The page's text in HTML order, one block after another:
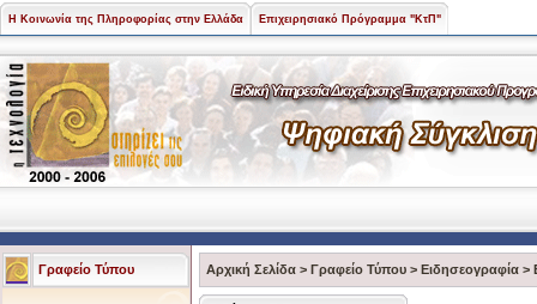
Η Κοινωνία της Πληροφορίας στην Ελλάδα Επιχειρησιακό Πρόγραμμα "ΚτΠ"
Γραφείο Τύπου Αρχική Σελίδα > Γραφείο Τύπου > Ειδησεογραφία >